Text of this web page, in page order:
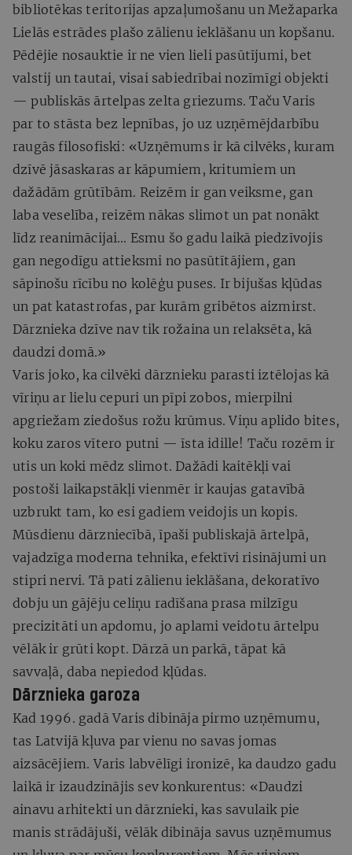
bibliotēkas teritorijas apzaļumošanu un Mežaparka
Lielās estrādes plašo zālienu ieklāšanu un kopšanu.
Pēdējie nosauktie ir ne vien lieli pasūtījumi, bet
valstij un tautai, visai sabiedrībai nozīmīgi objekti
— publiskās ārtelpas zelta griezums. Taču Varis
par to stāsta bez lepnības, jo uz uzņēmējdarbību
raugās filosofiski: «Uzņēmums ir kā cilvēks, kuram
dzīvē jāsaskaras ar kāpumiem, kritumiem un
dažādām grūtībām. Reizēm ir gan veiksme, gan
laba veselība, reizēm nākas slimot un pat nonākt
līdz reanimācijai… Esmu šo gadu laikā piedzīvojis
gan negodīgu attieksmi no pasūtītājiem, gan
sāpinošu rīcību no kolēģu puses. Ir bijušas kļūdas
un pat katastrofas, par kurām gribētos aizmirst.
Dārznieka dzīve nav tik rožaina un relaksēta, kā
daudzi domā.»
Varis joko, ka cilvēki dārznieku parasti iztēlojas kā
vīriņu ar lielu cepuri un pīpi zobos, mierpilni
apgriežam ziedošus rožu krūmus. Viņu aplido bites,
koku zaros vītero putni — īsta idille! Taču rozēm ir
utis un koki mēdz slimot. Dažādi kaitēkļi vai
postoši laikapstākļi vienmēr ir kaujas gatavībā
uzbrukt tam, ko esi gadiem veidojis un kopis.
Mūsdienu dārzniecībā, īpaši publiskajā ārtelpā,
vajadzīga moderna tehnika, efektīvi risinājumi un
stipri nervi. Tā pati zālienu ieklāšana, dekoratīvo
dobju un gājēju celiņu radīšana prasa milzīgu
precizitāti un apdomu, jo aplami veidotu ārtelpu
vēlāk ir grūti kopt. Dārzā un parkā, tāpat kā
savvaļā, daba nepiedod kļūdas.
Dārznieka garoza
Kad 1996. gadā Varis dibināja pirmo uzņēmumu,
tas Latvijā kļuva par vienu no savas jomas
aizsācējiem. Varis labvēlīgi ironizē, ka daudzo gadu
laikā ir izaudzinājis sev konkurentus: «Daudzi
ainavu arhitekti un dārznieki, kas savulaik pie
manis strādājuši, vēlāk dibināja savus uzņēmumus